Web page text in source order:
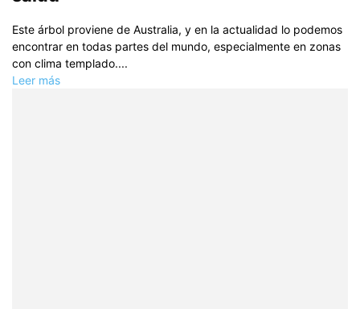
Este árbol proviene de Australia, y en la actualidad lo podemos
encontrar en todas partes del mundo, especialmente en zonas
con clima templado....
Leer más